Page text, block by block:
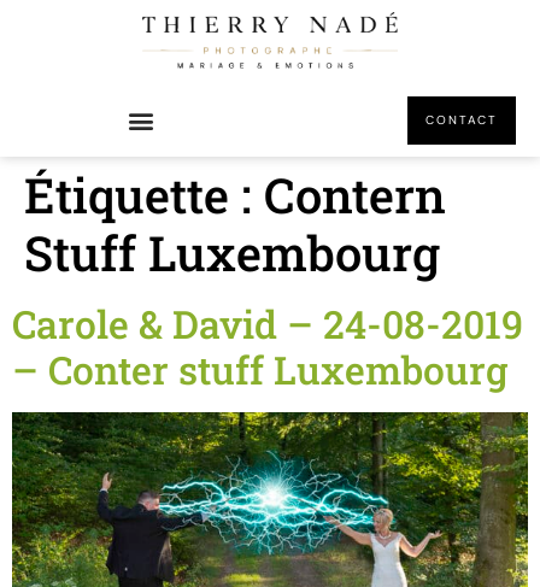
CONTACT
Étiquette : Contern
Stuff Luxembourg
Carole & David – 24-08-2019
– Conter stuff Luxembourg